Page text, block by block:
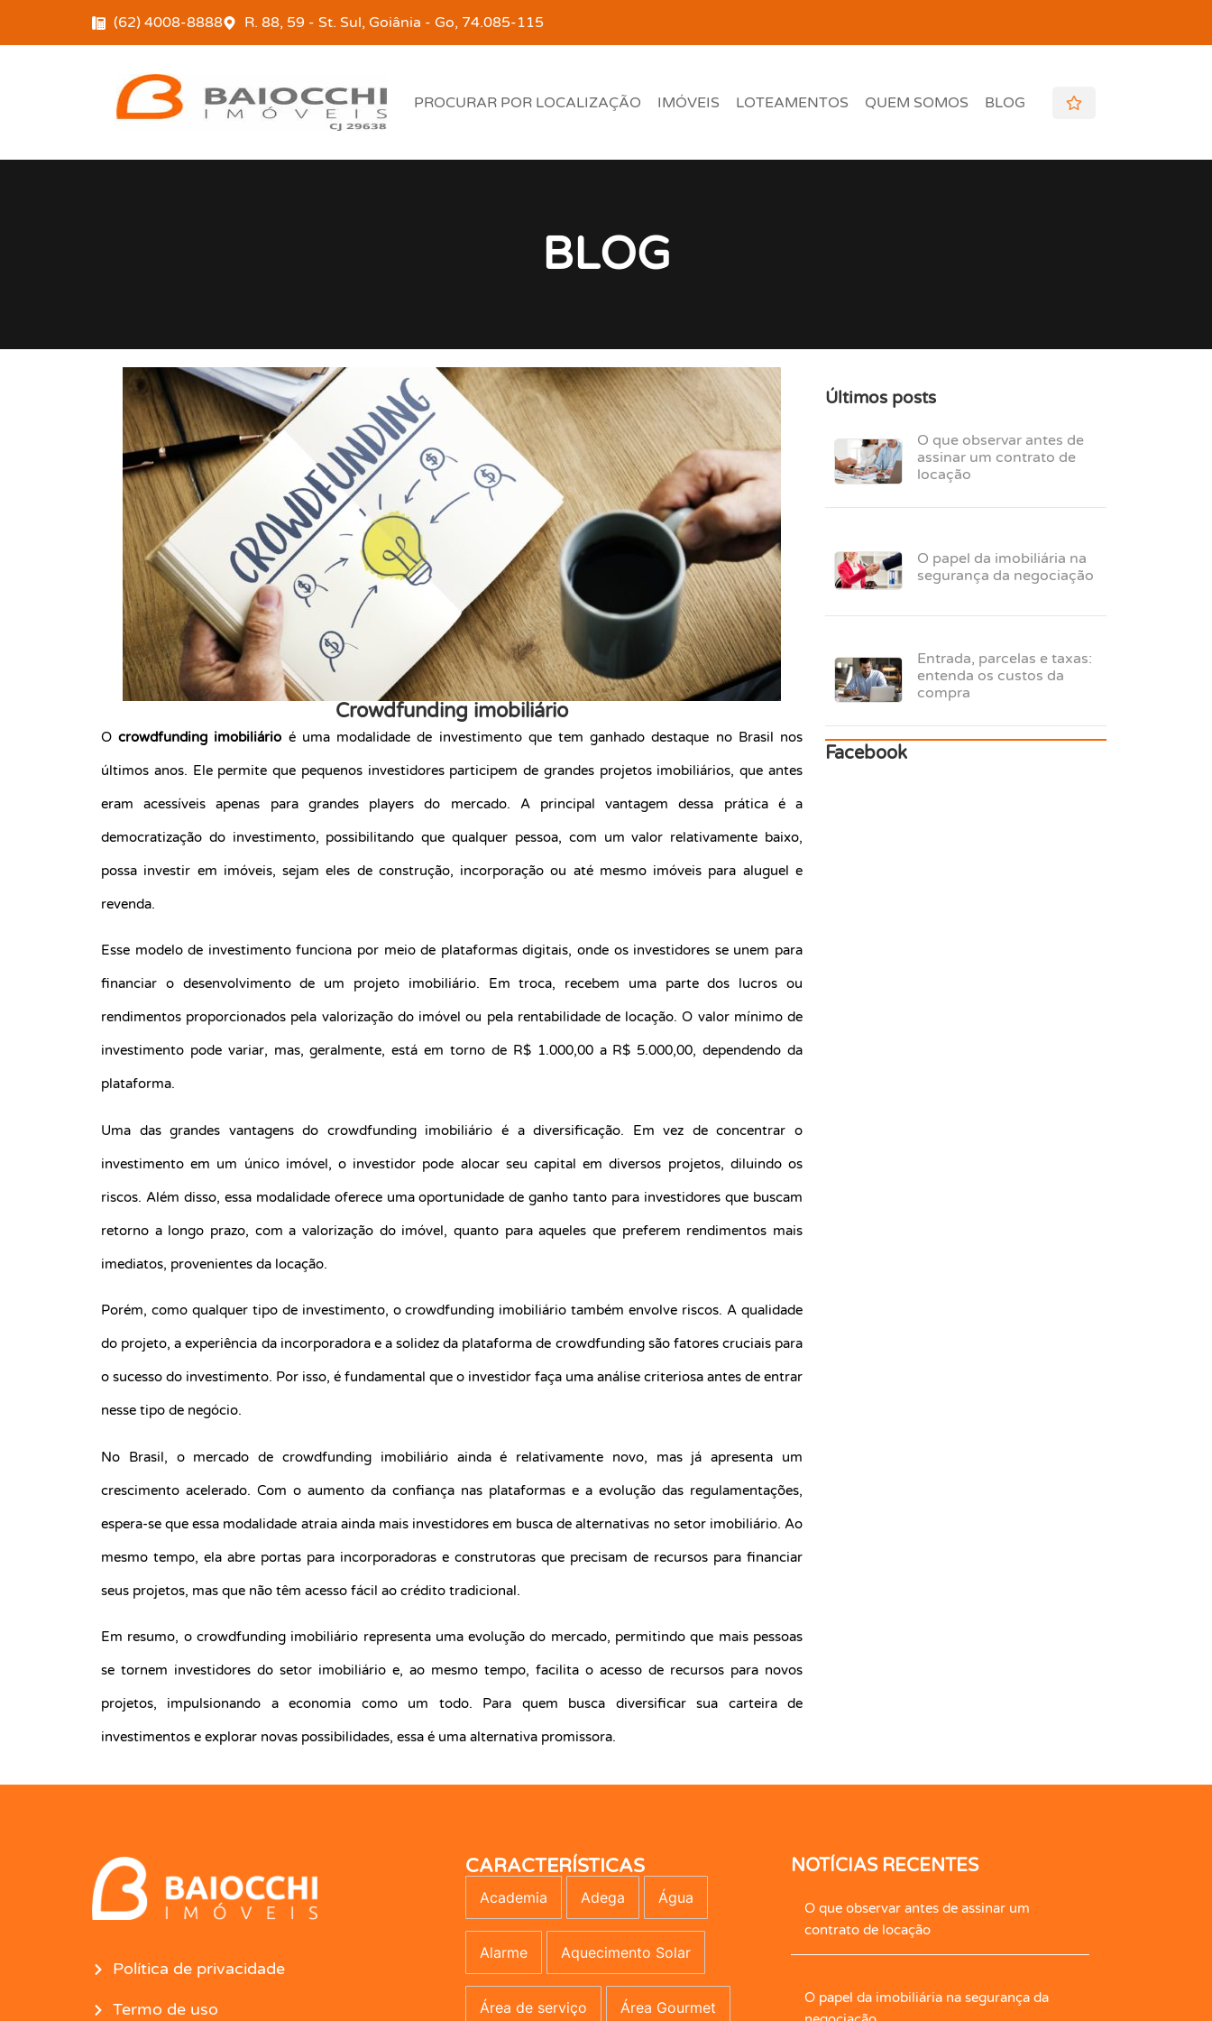
(62) 4008-8888 R. 88, 59 - St. Sul, Goiânia - Go, 74.085-115
PROCURAR POR LOCALIZAÇÃO IMÓVEIS LOTEAMENTOS QUEM SOMOS BLOG
BLOG
Crowdfunding imobiliário
Ocrowdfunding imobiliário é uma modalidade de investimento que tem ganhado destaque no Brasil nos
últimos anos. Ele permite que pequenos investidores participem de grandes projetos imobiliários, que antes
eram acessíveis apenas para grandes players do mercado. A principal vantagem dessa prática é a
democratização do investimento, possibilitando que qualquer pessoa, com um valor relativamente baixo,
possa investir em imóveis, sejam eles de construção, incorporação ou até mesmo imóveis para aluguel e
revenda.
Esse modelo de investimento funciona por meio de plataformas digitais, onde os investidores se unem para
financiar o desenvolvimento de um projeto imobiliário. Em troca, recebem uma parte dos lucros ou
rendimentos proporcionados pela valorização do imóvel ou pela rentabilidade de locação. O valor mínimo de
investimento pode variar, mas, geralmente, está em torno de R$ 1.000,00 a R$ 5.000,00, dependendo da
plataforma.
Uma das grandes vantagens do crowdfunding imobiliário é a diversificação. Em vez de concentrar o
investimento em um único imóvel, o investidor pode alocar seu capital em diversos projetos, diluindo os
riscos. Além disso, essa modalidade oferece uma oportunidade de ganho tanto para investidores que buscam
retorno a longo prazo, com a valorização do imóvel, quanto para aqueles que preferem rendimentos mais
imediatos, provenientes da locação.
Porém, como qualquer tipo de investimento, o crowdfunding imobiliário também envolve riscos. A qualidade
do projeto, a experiência da incorporadora e a solidez da plataforma de crowdfunding são fatores cruciais para
o sucesso do investimento. Por isso, é fundamental que o investidor faça uma análise criteriosa antes de entrar
nesse tipo de negócio.
No Brasil, o mercado de crowdfunding imobiliário ainda é relativamente novo, mas já apresenta um
crescimento acelerado. Com o aumento da confiança nas plataformas e a evolução das regulamentações,
espera-se que essa modalidade atraia ainda mais investidores em busca de alternativas no setor imobiliário. Ao
mesmo tempo, ela abre portas para incorporadoras e construtoras que precisam de recursos para financiar
seus projetos, mas que não têm acesso fácil ao crédito tradicional.
Em resumo, o crowdfunding imobiliário representa uma evolução do mercado, permitindo que mais pessoas
se tornem investidores do setor imobiliário e, ao mesmo tempo, facilita o acesso de recursos para novos
projetos, impulsionando a economia como um todo. Para quem busca diversificar sua carteira de
investimentos e explorar novas possibilidades, essa é uma alternativa promissora.
Últimos posts
O que observar antes de
assinar um contrato de
locação
O papel da imobiliária na
segurança da negociação
Entrada, parcelas e taxas:
entenda os custos da
compra
Facebook
Política de privacidade
Termo de uso
CARACTERÍSTICAS
Academia Adega Água
Alarme Aquecimento Solar
Área de serviço Área Gourmet
NOTÍCIAS RECENTES
O que observar antes de assinar um
contrato de locação
O papel da imobiliária na segurança da